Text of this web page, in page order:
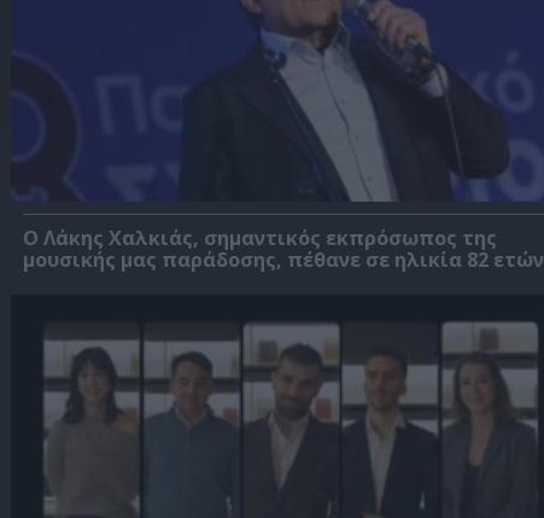
Ο Λάκης Χαλκιάς, σημαντικός εκπρόσωπος της
μουσικής μας παράδοσης, πέθανε σε ηλικία 82 ετών